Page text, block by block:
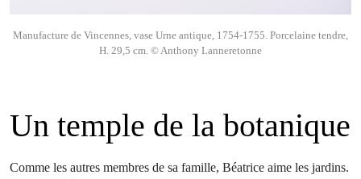
Manufacture de Vincennes, vase Urne antique, 1754-1755. Porcelaine tendre,
H. 29,5 cm. © Anthony Lanneretonne
Un temple de la botanique
Comme les autres membres de sa famille, Béatrice aime les jardins.